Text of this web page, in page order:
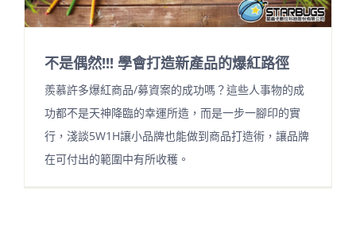
不是偶然!!! 學會打造新產品的爆紅路徑
羨慕許多爆紅商品/募資案的成功嗎？這些人事物的成
功都不是天神降臨的幸運所造，而是一步一腳印的實
行，淺談5W1H讓小品牌也能做到商品打造術，讓品牌
在可付出的範圍中有所收穫。